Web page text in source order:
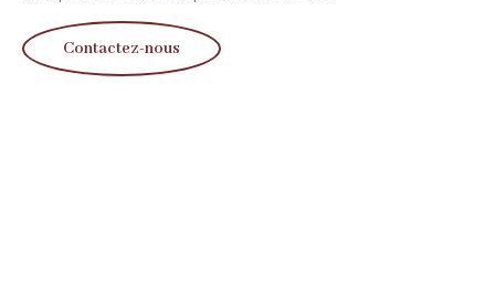
Contactez-nous